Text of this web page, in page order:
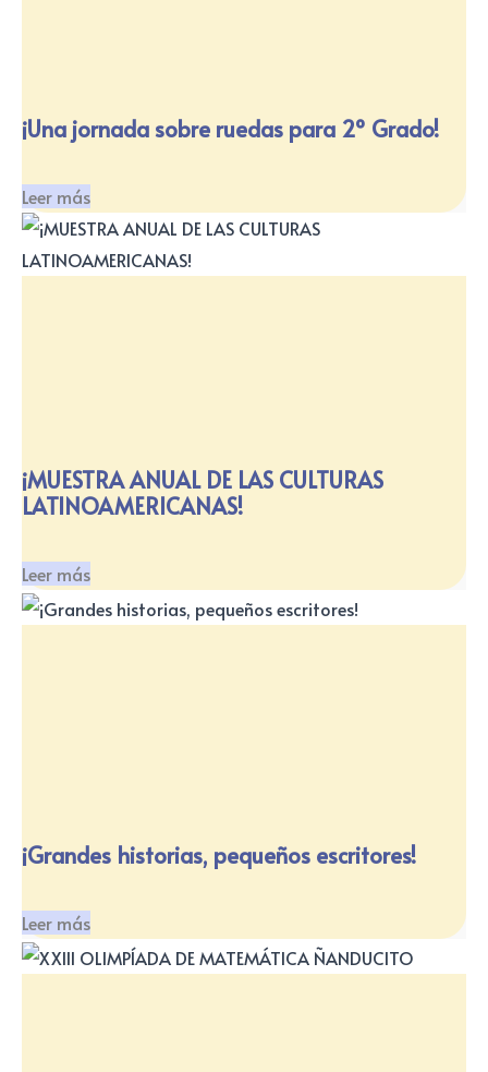
¡Una jornada sobre ruedas para 2º Grado!
Leer más
¡MUESTRA ANUAL DE LAS CULTURAS
LATINOAMERICANAS!
Leer más
¡Grandes historias, pequeños escritores!
Leer más